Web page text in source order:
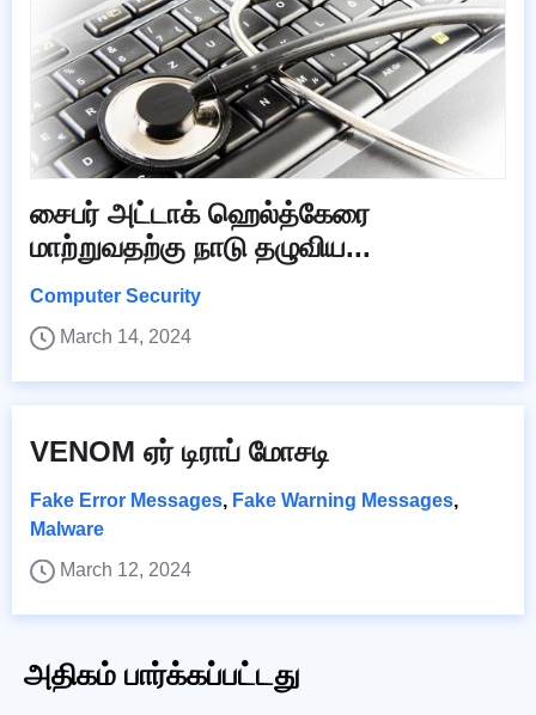
சைபர் அட்டாக் ஹெல்த்கேரை
மாற்றுவதற்கு நாடு தழுவிய...
Computer Security
March 14, 2024
VENOM ஏர் டிராப் மோசடி
Fake Error Messages, Fake Warning Messages,
Malware
March 12, 2024
அதிகம் பார்க்கப்பட்டது